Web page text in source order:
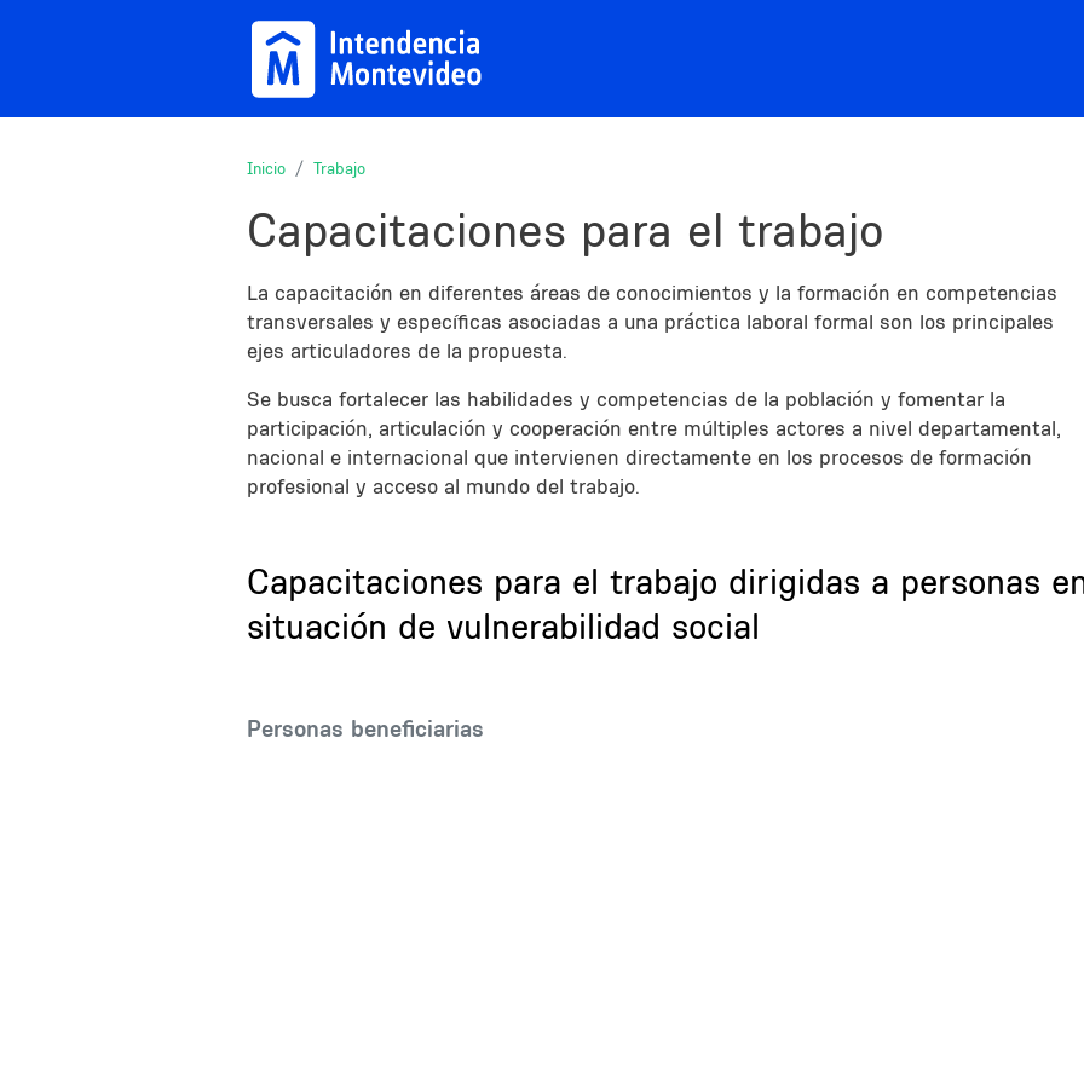
Inicio Trabajo
Capacitaciones para el trabajo
Description
La capacitación en diferentes áreas de conocimientos y la formación en competencias
transversales y específicas asociadas a una práctica laboral formal son los principales
ejes articuladores de la propuesta.
Se busca fortalecer las habilidades y competencias de la población y fomentar la
participación, articulación y cooperación entre múltiples actores a nivel departamental,
nacional e internacional que intervienen directamente en los procesos de formación
profesional y acceso al mundo del trabajo.
Capacitaciones para el trabajo dirigidas a personas
situación de vulnerabilidad social
Personas beneficiarias